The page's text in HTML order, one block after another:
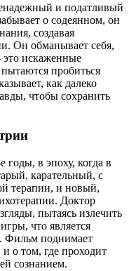
и податливый
о содеянном, он
создавая
Он обманывает себя,
искаженные
пробиться
как далеко
чтобы сохранить
годы, в эпоху, когда в
карательный, с
терапии, и новый,
Доктор
пытаясь излечить
что является
Фильм поднимает
о том, где проходит
сознанием.